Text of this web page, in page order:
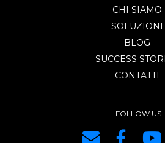
CHI SIAMO
SOLUZIONI
BLOG
SUCCESS
CONTATTI
FOLLOW US